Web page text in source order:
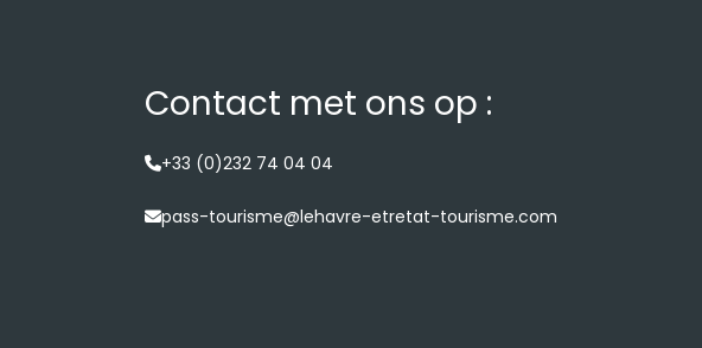
Contact met ons op :
+33 (0)232 74 04 04
pass-tourisme@lehavre-etretat-tourisme.com